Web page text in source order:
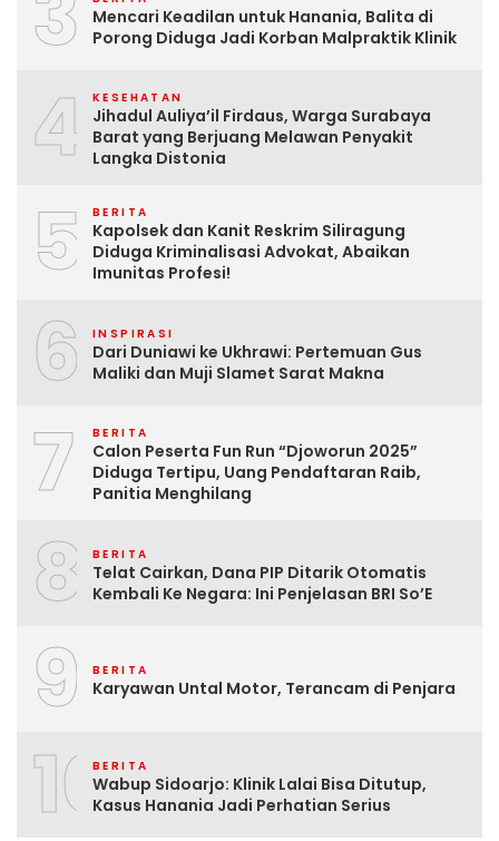
Mencari Keadilan untuk Hanania, Balita di
Porong Diduga Jadi Korban Malpraktik Klinik
4 KESEHATAN
Jihadul Auliya’il Firdaus, Warga Surabaya
Barat yang Berjuang Melawan Penyakit
Langka Distonia
5 BERITA
Kapolsek dan Kanit Reskrim Siliragung
Diduga Kriminalisasi Advokat, Abaikan
Imunitas Profesi!
6 INSPIRASI
Dari Duniawi ke Ukhrawi: Pertemuan Gus
Maliki dan Muji Slamet Sarat Makna
7 BERITA
Calon Peserta Fun Run “Djoworun 2025”
Diduga Tertipu, Uang Pendaftaran Raib,
Panitia Menghilang
8 BERITA
Telat Cairkan, Dana PIP Ditarik Otomatis
Kembali Ke Negara: Ini Penjelasan BRI So’E
9 BERITA
Karyawan Untal Motor, Terancam di Penjara
10BERITA
Wabup Sidoarjo: Klinik Lalai Bisa Ditutup,
Kasus Hanania Jadi Perhatian Serius